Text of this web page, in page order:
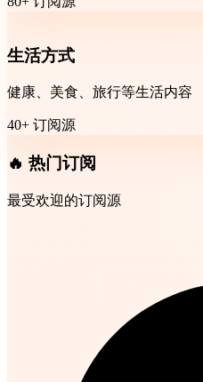
生活方式
健康、美食、旅行等生活内容
40+ 订阅源
🔥 热门订阅
最受欢迎的订阅源